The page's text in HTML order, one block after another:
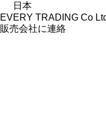
日本
EVERY TRADING Co
販売会社に連絡